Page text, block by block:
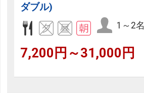
ダブル)
1～2名
7,200円～31,000円